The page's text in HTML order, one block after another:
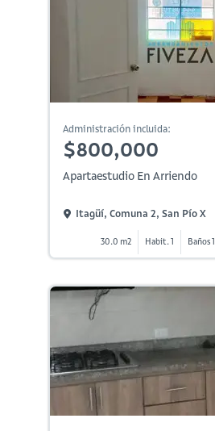
Administración incluida:
$800,000
Apartaestudio En Arriendo
Itagüí, Comuna 2, San Pío X
30.0 m2 Habit. 1 Baños 1